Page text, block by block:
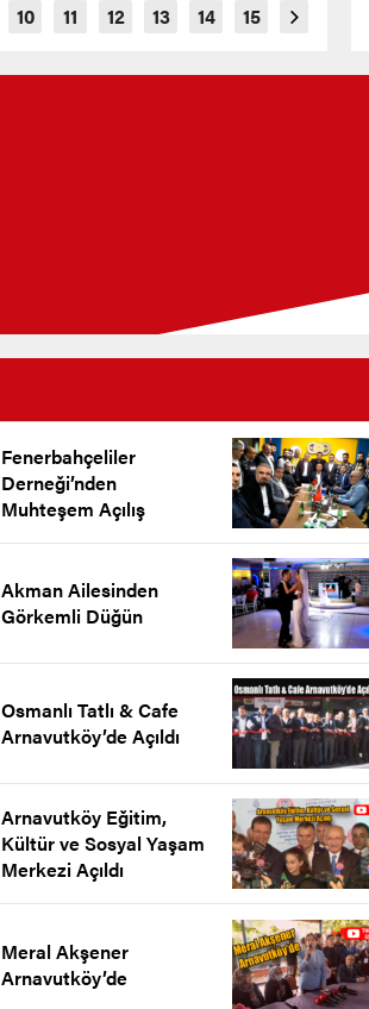
Fenerbahçeliler
Derneği’nden
Muhteşem Açılış
Akman Ailesinden
Görkemli Düğün
Osmanlı Tatlı & Cafe
Arnavutköy’de Açıldı
Arnavutköy Eğitim,
Kültür ve Sosyal Yaşam
Merkezi Açıldı
Meral Akşener
Arnavutköy’de